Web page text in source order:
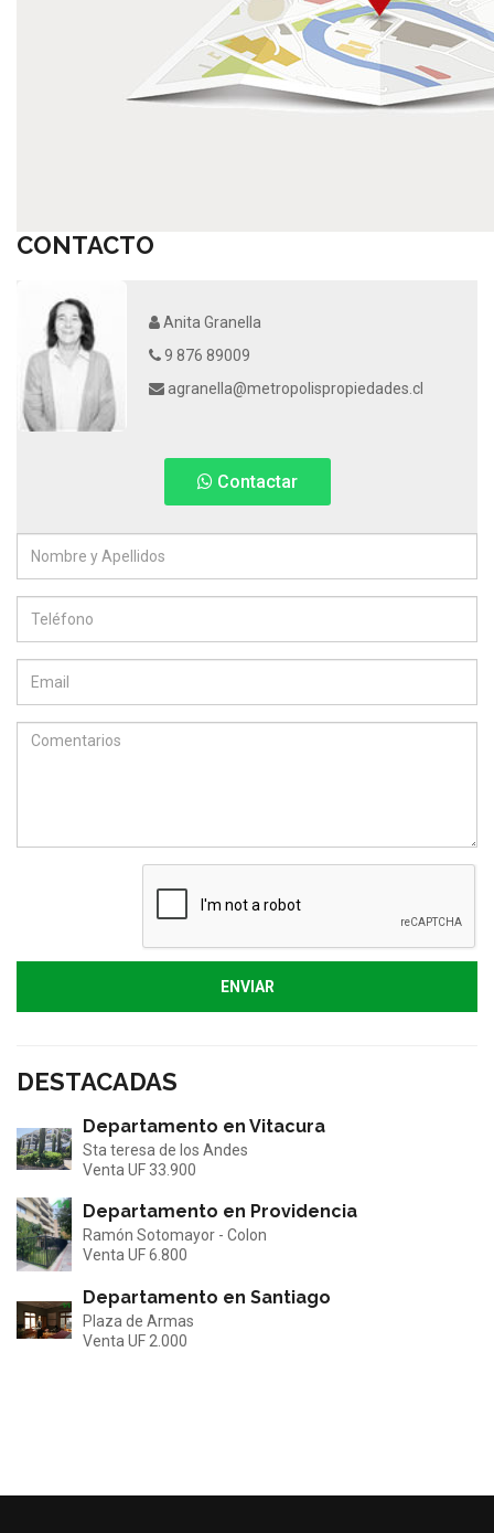
CONTACTO
Anita Granella
9 876 89009
agranella@metropolispropiedades.cl
Contactar
ENVIAR
DESTACADAS
Departamento en Vitacura
Sta teresa de los Andes
Venta UF 33.900
Departamento en Providencia
Ramón Sotomayor - Colon
Venta UF 6.800
Departamento en Santiago
Plaza de Armas
Venta UF 2.000